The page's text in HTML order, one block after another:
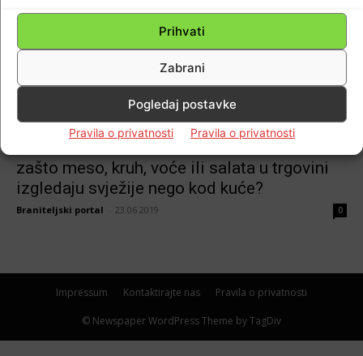
Prihvati
Zabrani
Pogledaj postavke
Pravila o privatnosti Pravila o privatnosti
EU
zašto meso, kruh, voće ili salata u trgovini
izgledaju svježije nego kod kuće?
Braniteljski portal 23.06.2019 0
Impressum Kontaktirajte nas Pravila o privatnosti
© Newspaper WordPress Theme by TagDiv